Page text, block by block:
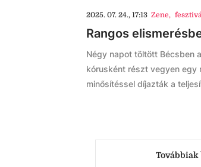
2025. 07. 24., 17:13 Zene,
Rangos
Négy napot töltött Bécsben
kórusként részt vegyen egy
minősítéssel díjazták a
Továbbiak